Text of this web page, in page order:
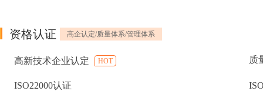
资格认证 高企认定/质量体系/管理体系
高新技术企业认定 HOT 质
ISO22000认证